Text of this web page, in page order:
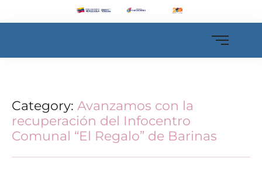
Category: Avanzamos con la
recuperación del Infocentro
Comunal “El Regalo” de Barinas